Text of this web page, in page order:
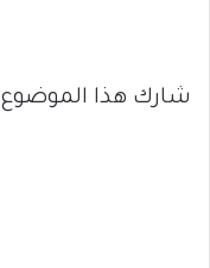
شارك هذا الموضوع